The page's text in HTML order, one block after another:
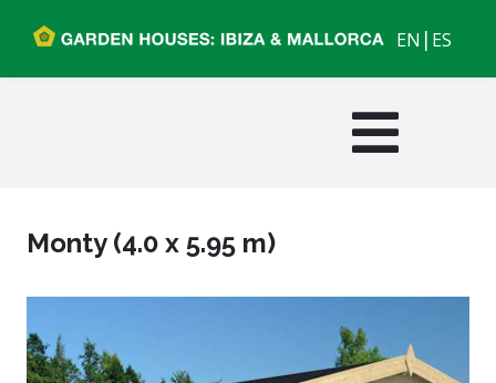
EN | ES
Monty (4.0 x 5.95 m)